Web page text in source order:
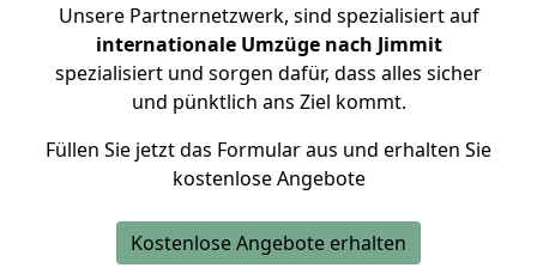
Unsere Partnernetzwerk, sind spezialisiert auf
internationale Umzüge nach Jimmit
spezialisiert und sorgen dafür, dass alles sicher
und pünktlich ans Ziel kommt.
Füllen Sie jetzt das Formular aus und erhalten Sie
kostenlose Angebote
Kostenlose Angebote erhalten